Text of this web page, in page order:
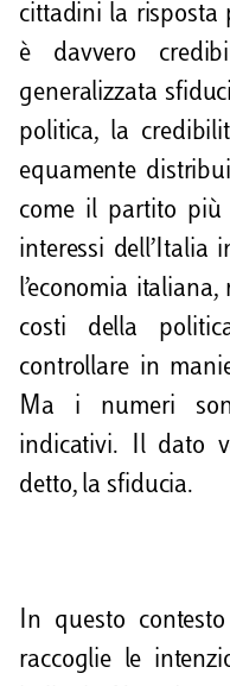
cittadini la risposta
è davvero
generalizzata
politica, la
equamente
come il partito più
interessi dell’Italia
l’economia
costi della
controllare in
Ma i numeri
indicativi. Il dato
detto, la sfiducia.
In questo
raccoglie le